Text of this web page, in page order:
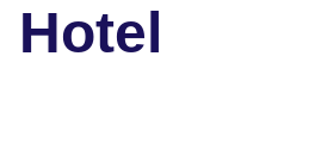
Hotel